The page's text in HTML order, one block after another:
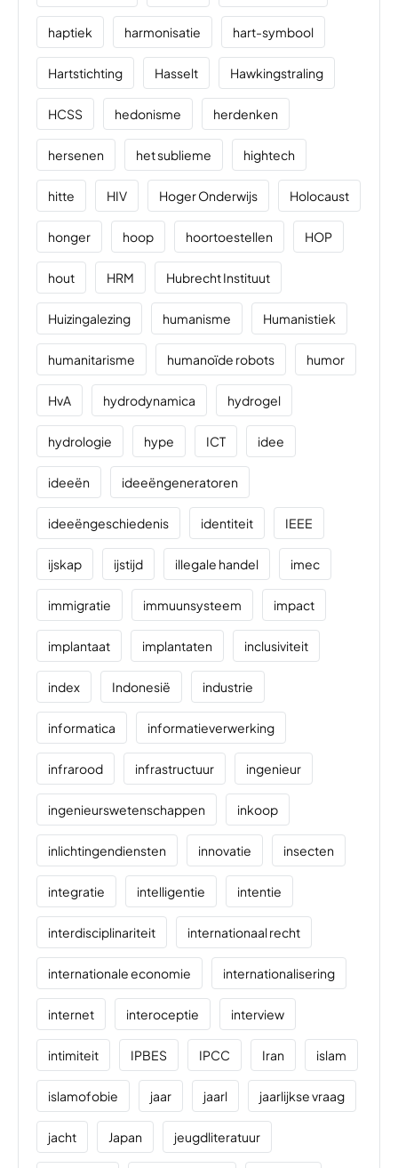
haptiek harmonisatie hart-symbool
Hartstichting Hasselt Hawkingstraling
HCSS hedonisme herdenken
hersenen het sublieme hightech
hitte HIV Hoger Onderwijs Holocaust
honger hoop hoortoestellen HOP
hout HRM Hubrecht Instituut
Huizingalezing humanisme Humanistiek
humanitarisme humanoïde robots humor
HvA hydrodynamica hydrogel
hydrologie hype ICT idee
ideeën ideeëngeneratoren
ideeëngeschiedenis identiteit IEEE
ijskap ijstijd illegale handel imec
immigratie immuunsysteem impact
implantaat implantaten inclusiviteit
index Indonesië industrie
informatica informatieverwerking
infrarood infrastructuur ingenieur
ingenieurswetenschappen inkoop
inlichtingendiensten innovatie insecten
integratie intelligentie intentie
interdisciplinariteit internationaal recht
internationale economie internationalisering
internet interoceptie interview
intimiteit IPBES IPCC Iran islam
islamofobie jaar jaarl jaarlijkse vraag
jacht Japan jeugdliteratuur